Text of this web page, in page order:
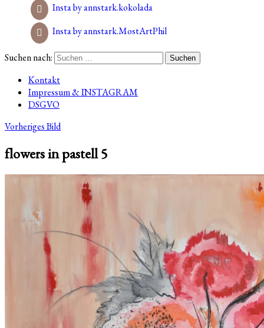
Insta by annstark.kokolada
Insta by annstark.MostArtPhil
Suchen nach:
Kontakt
Impressum & INSTAGRAM
DSGVO
Vorheriges Bild
flowers in pastell 5